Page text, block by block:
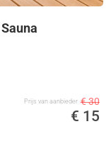
Prijs van aanbieder € 30
€ 15